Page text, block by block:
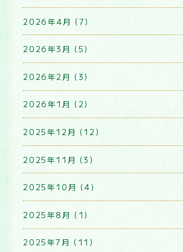
2026年4月 (7)
2026年3月 (5)
2026年2月 (3)
2026年1月 (2)
2025年12月 (12)
2025年11月 (3)
2025年10月 (4)
2025年8月 (1)
2025年7月 (11)